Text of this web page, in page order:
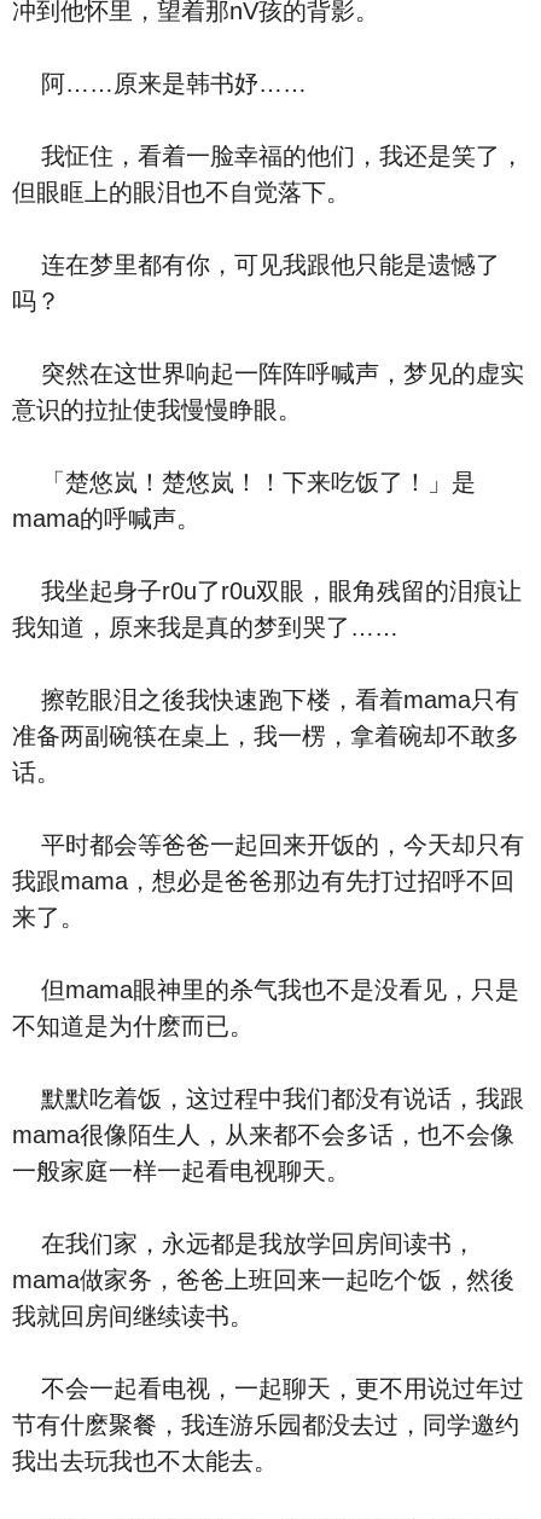
冲到他怀里，望着那nV孩的背影。
阿……原来是韩书妤……
我怔住，看着一脸幸福的他们，我还是笑了，
但眼眶上的眼泪也不自觉落下。
连在梦里都有你，可见我跟他只能是遗憾了
吗？
突然在这世界响起一阵阵呼喊声，梦见的虚实
意识的拉扯使我慢慢睁眼。
「楚悠岚！楚悠岚！！下来吃饭了！」是
mama的呼喊声。
我坐起身子r0u了r0u双眼，眼角残留的泪痕让
我知道，原来我是真的梦到哭了……
擦乾眼泪之後我快速跑下楼，看着mama只有
准备两副碗筷在桌上，我一楞，拿着碗却不敢多
话。
平时都会等爸爸一起回来开饭的，今天却只有
我跟mama，想必是爸爸那边有先打过招呼不回
来了。
但mama眼神里的杀气我也不是没看见，只是
不知道是为什麽而已。
默默吃着饭，这过程中我们都没有说话，我跟
mama很像陌生人，从来都不会多话，也不会像
一般家庭一样一起看电视聊天。
在我们家，永远都是我放学回房间读书，
mama做家务，爸爸上班回来一起吃个饭，然後
我就回房间继续读书。
不会一起看电视，一起聊天，更不用说过年过
节有什麽聚餐，我连游乐园都没去过，同学邀约
我出去玩我也不太能去。